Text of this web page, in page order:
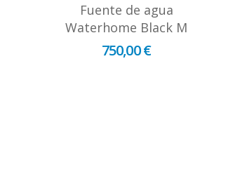
Fuente de agua
Waterhome Black M
750,00 €